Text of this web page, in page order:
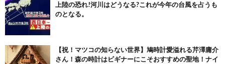
上陸の恐れ!河川はどうなる?これが今年の台風を占うも
のとなる。
【祝！マツコの知らない世界】鳩時計愛溢れる芹澤庸介
さん！森の時計はビギナーにこそおすすめの聖地！ナイ